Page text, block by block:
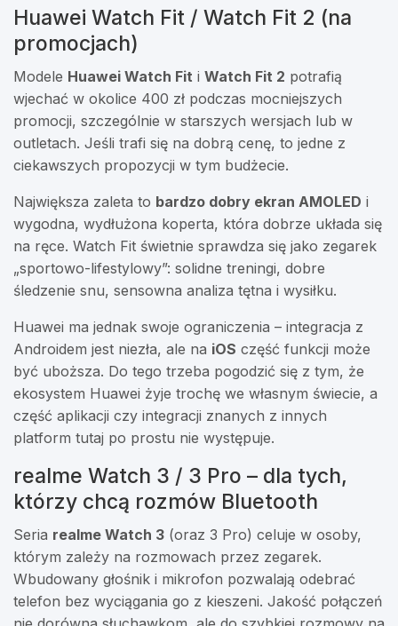
Huawei Watch Fit / Watch Fit 2 (na
promocjach)
Modele Huawei Watch Fit i Watch Fit 2 potrafią
wjechać w okolice 400 zł podczas mocniejszych
promocji, szczególnie w starszych wersjach lub w
outletach. Jeśli trafi się na dobrą cenę, to jedne z
ciekawszych propozycji w tym budżecie.
Największa zaleta to bardzo dobry ekran AMOLED i
wygodna, wydłużona koperta, która dobrze układa się
na ręce. Watch Fit świetnie sprawdza się jako zegarek
„sportowo-lifestylowy”: solidne treningi, dobre
śledzenie snu, sensowna analiza tętna i wysiłku.
Huawei ma jednak swoje ograniczenia – integracja z
Androidem jest niezła, ale na iOS część funkcji może
być uboższa. Do tego trzeba pogodzić się z tym, że
ekosystem Huawei żyje trochę we własnym świecie, a
część aplikacji czy integracji znanych z innych
platform tutaj po prostu nie występuje.
realme Watch 3 / 3 Pro – dla tych,
którzy chcą rozmów Bluetooth
Seria realme Watch 3 (oraz 3 Pro) celuje w osoby,
którym zależy na rozmowach przez zegarek.
Wbudowany głośnik i mikrofon pozwalają odebrać
telefon bez wyciągania go z kieszeni. Jakość połączeń